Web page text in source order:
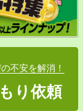
不安を解消！
り依頼